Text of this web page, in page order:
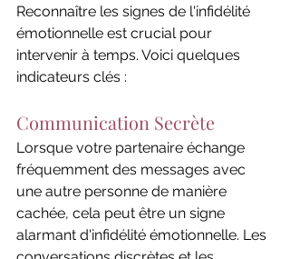
Reconnaître les signes de l'infidélité
émotionnelle est crucial pour
intervenir à temps. Voici quelques
indicateurs clés :
Communication Secrète
Lorsque votre partenaire échange
fréquemment des messages avec
une autre personne de manière
cachée, cela peut être un signe
alarmant d'infidélité émotionnelle. Les